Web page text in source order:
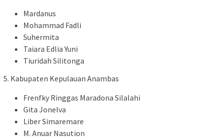
Mardanus
Mohammad Fadli
Suhermita
Taiara Edlia Yuni
Tiuridah Silitonga
5. Kabupaten Kepulauan Anambas
Frenfky Ringgas Maradona Silalahi
Gita Jonelva
Liber Simaremare
M. Anuar Nasution